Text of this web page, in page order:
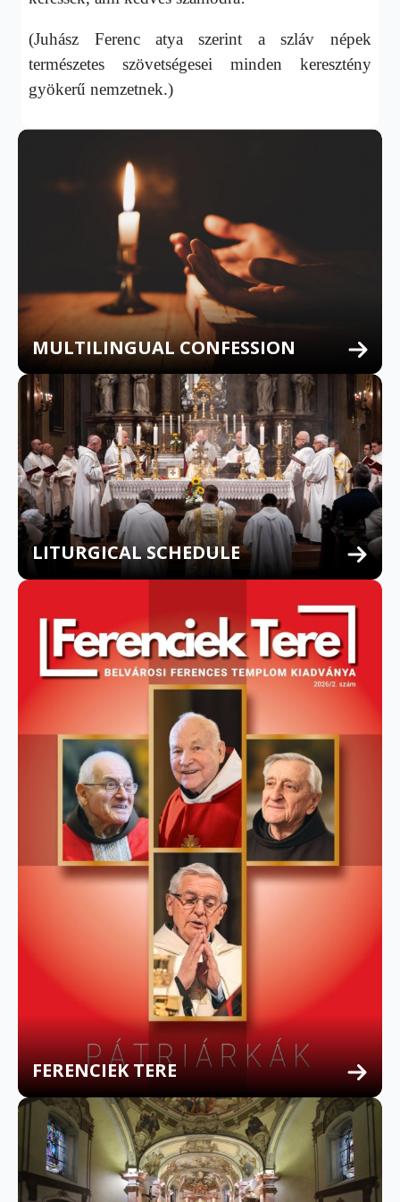
(Juhász Ferenc atya szerint a szláv népek
természetes szövetségesei minden keresztény
gyökerű nemzetnek.)
MULTILINGUAL CONFESSION
LITURGICAL SCHEDULE
FERENCIEK TERE